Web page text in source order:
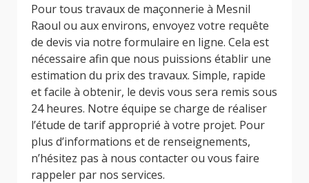
Pour tous travaux de maçonnerie à Mesnil
Raoul ou aux environs, envoyez votre requête
de devis via notre formulaire en ligne. Cela est
nécessaire afin que nous puissions établir une
estimation du prix des travaux. Simple, rapide
et facile à obtenir, le devis vous sera remis sous
24 heures. Notre équipe se charge de réaliser
l’étude de tarif approprié à votre projet. Pour
plus d’informations et de renseignements,
n’hésitez pas à nous contacter ou vous faire
rappeler par nos services.